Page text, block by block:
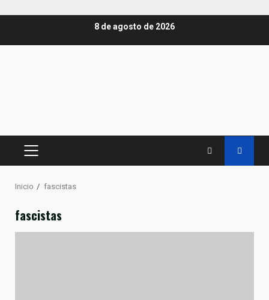
8 de agosto de 2026
MENÚ
Inicio fascistas
fascistas